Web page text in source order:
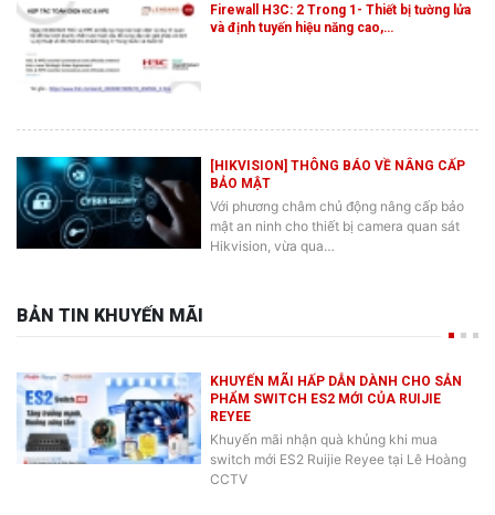
Firewall H3C: 2 Trong 1- Thiết bị tường lửa
và định tuyến hiệu năng cao,…
[HIKVISION] THÔNG BÁO VỀ NÂNG CẤP
BẢO MẬT
Với phương châm chủ động nâng cấp bảo
mật an ninh cho thiết bị camera quan sát
Hikvision, vừa qua…
BẢN TIN KHUYẾN MÃI
KHUYẾN MÃI HẤP DẪN DÀNH CHO SẢN
PHẨM SWITCH ES2 MỚI CỦA RUIJIE
REYEE
Khuyến mãi nhận quà khủng khi mua
switch mới ES2 Ruijie Reyee tại Lê Hoàng
CCTV